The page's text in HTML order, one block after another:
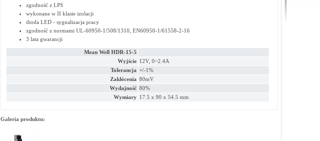
zgodność z LPS
wykonane w II klasie izolacji
dioda LED - sygnalizacja pracy
zgodność z normami UL-60950-1/508/1310, EN60950-1/61558-2-16
3 lata gwarancji
Mean Well HDR-15-5
Wyjście 12V, 0~2.4A
Tolerancja +/-1%
Zakłócenia 80mV
Wydajność 80%
Wymiary 17.5 x 90 x 54.5 mm
Galeria produktu: